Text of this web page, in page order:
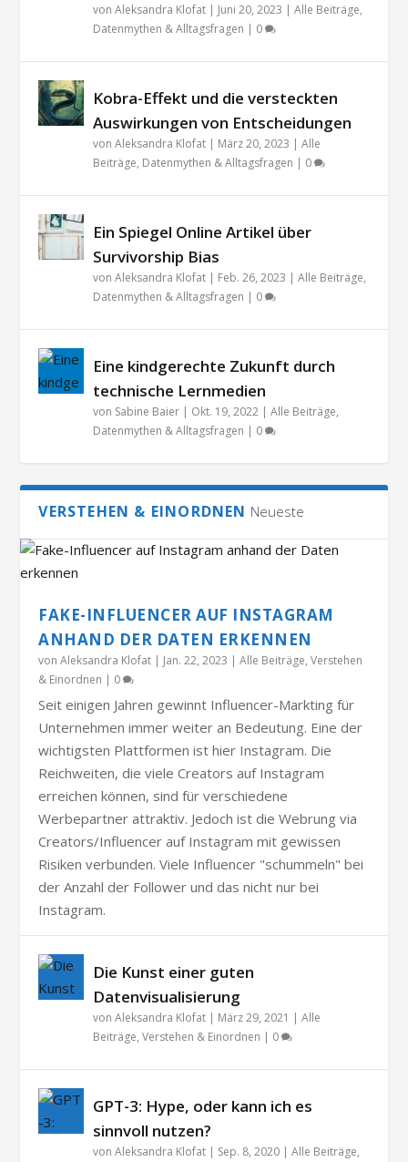
vonAleksandra Klofat | Juni 20, 2023 |Alle Beiträge,
Datenmythen & Alltagsfragen | 0
Kobra-Effekt und die versteckten
Auswirkungen von Entscheidungen
vonAleksandra Klofat | März 20, 2023 |Alle
Beiträge, Datenmythen & Alltagsfragen | 0
Ein Spiegel Online Artikel über
Survivorship Bias
vonAleksandra Klofat | Feb. 26, 2023 |Alle Beiträge,
Datenmythen & Alltagsfragen | 0
Eine kindgerechte Zukunft durch
technische Lernmedien
von Sabine Baier | Okt. 19, 2022 |Alle Beiträge,
Datenmythen & Alltagsfragen | 0
VERSTEHEN & EINORDNEN Neueste
FAKE-INFLUENCER AUF INSTAGRAM
ANHAND DER DATEN ERKENNEN
vonAleksandra Klofat | Jan. 22, 2023 |Alle Beiträge,Verstehen
& Einordnen | 0
Seit einigen Jahren gewinnt Influencer-Markting für
Unternehmen immer weiter an Bedeutung. Eine der
wichtigsten Plattformen ist hier Instagram. Die
Reichweiten, die viele Creators auf Instagram
erreichen können, sind für verschiedene
Werbepartner attraktiv. Jedoch ist die Webrung via
Creators/Influencer auf Instagram mit gewissen
Risiken verbunden. Viele Influencer "schummeln" bei
der Anzahl der Follower und das nicht nur bei
Instagram.
Die Kunst einer guten
Datenvisualisierung
vonAleksandra Klofat | März 29, 2021 |Alle
Beiträge,Verstehen & Einordnen | 0
GPT-3: Hype, oder kann ich es
sinnvoll nutzen?
vonAleksandra Klofat | Sep. 8, 2020 |Alle Beiträge,